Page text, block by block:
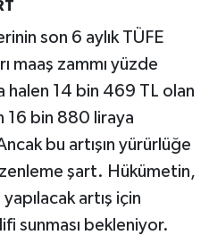
son 6 aylık TÜFE
maaş zammı yüzde
14 bin 469 TL olan
16 bin 880 liraya
bu artışın yürürlüğe
şart. Hükümetin,
artış için
sunması bekleniyor.